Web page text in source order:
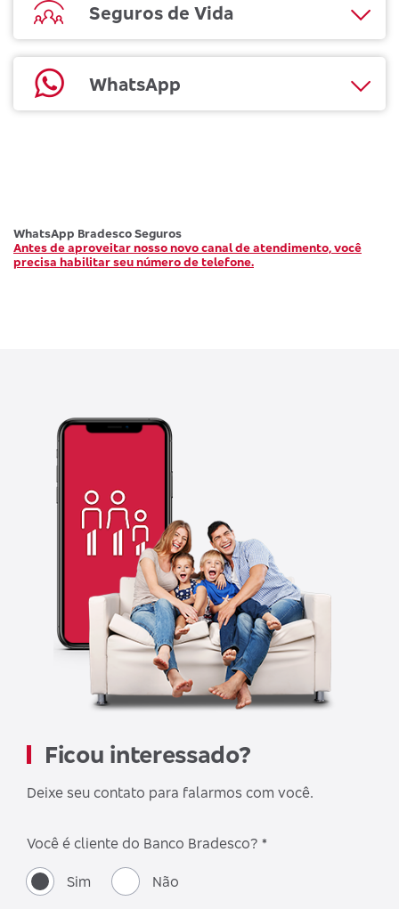
Seguros de Vida
WhatsApp
WhatsApp Bradesco Seguros
Antes de aproveitar nosso novo canal de atendimento, você
precisa habilitar seu número de telefone.
Ficou interessado?
Deixe seu contato para falarmos com você.
Você é cliente do Banco Bradesco? *
Sim Não